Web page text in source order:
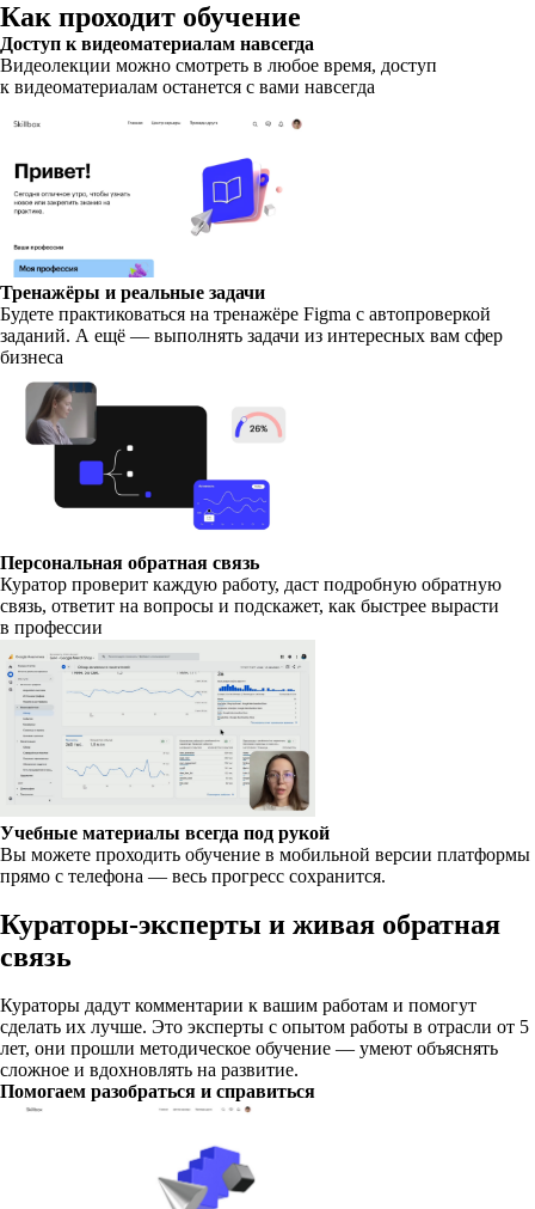
Как проходит обучение
Доступ к видеоматериалам навсегда
Видеолекции можно смотреть в любое время, доступ
к видеоматериалам останется с вами навсегда
Тренажёры и реальные задачи
Будете практиковаться на тренажёре Figma с автопроверкой
заданий. А ещё — выполнять задачи из интересных вам сфер
бизнеса
Персональная обратная связь
Куратор проверит каждую работу, даст подробную обратную
связь, ответит на вопросы и подскажет, как быстрее вырасти
в профессии
Учебные материалы всегда под рукой
Вы можете проходить обучение в мобильной версии платформы
прямо с телефона — весь прогресс сохранится.
Кураторы-эксперты и живая обратная
связь
Кураторы дадут комментарии к вашим работам и помогут
сделать их лучше. Это эксперты с опытом работы в отрасли от 5
лет, они прошли методическое обучение — умеют объяснять
сложное и вдохновлять на развитие.
Помогаем разобраться и справиться